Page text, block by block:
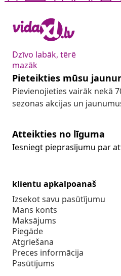
Dzīvo labāk, tērē
mazāk
Pieteikties mūsu
Pievienojieties vairāk nekā
sezonas akcijas un
Atteikties no līguma
Iesniegt pieprasījumu par
klientu apkalpoanaš
Izsekot savu pasūtījumu
Mans konts
Maksājums
Piegāde
Atgriešana
Preces informācija
Pasūtījums